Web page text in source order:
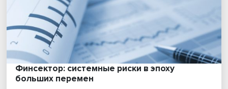
Прощание с утопией: время задуматься о
новом мировом экономическом порядке